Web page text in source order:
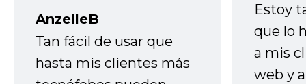
AnzelleB
Tan fácil de usar que
hasta mis clientes más
Estoy
que lo
a mis
web y